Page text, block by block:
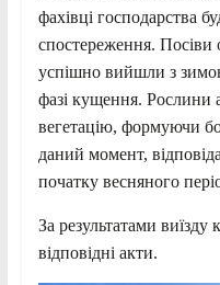
фахівці господарства
спостереження.
успішно вийшли з
фазі кущення. Рослини
вегетацію, формуючи
даний момент,
початку весняного
За результатами виїзду
відповідні акти.